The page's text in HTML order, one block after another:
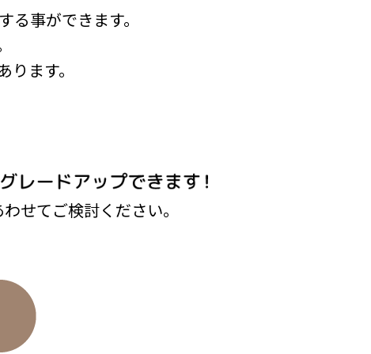
事ができます。
ます。
せてご検討ください。